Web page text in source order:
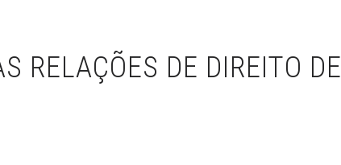
RELAÇÕES DE DIREITO DE